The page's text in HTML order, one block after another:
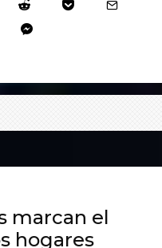
marcan el
hogares